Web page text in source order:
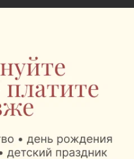
региональных и
с учетом
от короткой
международного